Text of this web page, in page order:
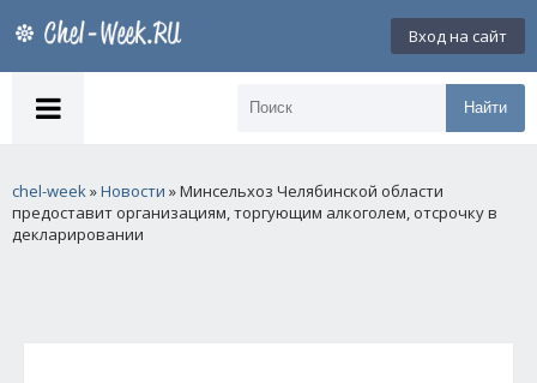
Вход на сайт
Найти
chel-week»Новости » Минсельхоз Челябинской области
предоставит организациям, торгующим алкоголем, отсрочку в
декларировании